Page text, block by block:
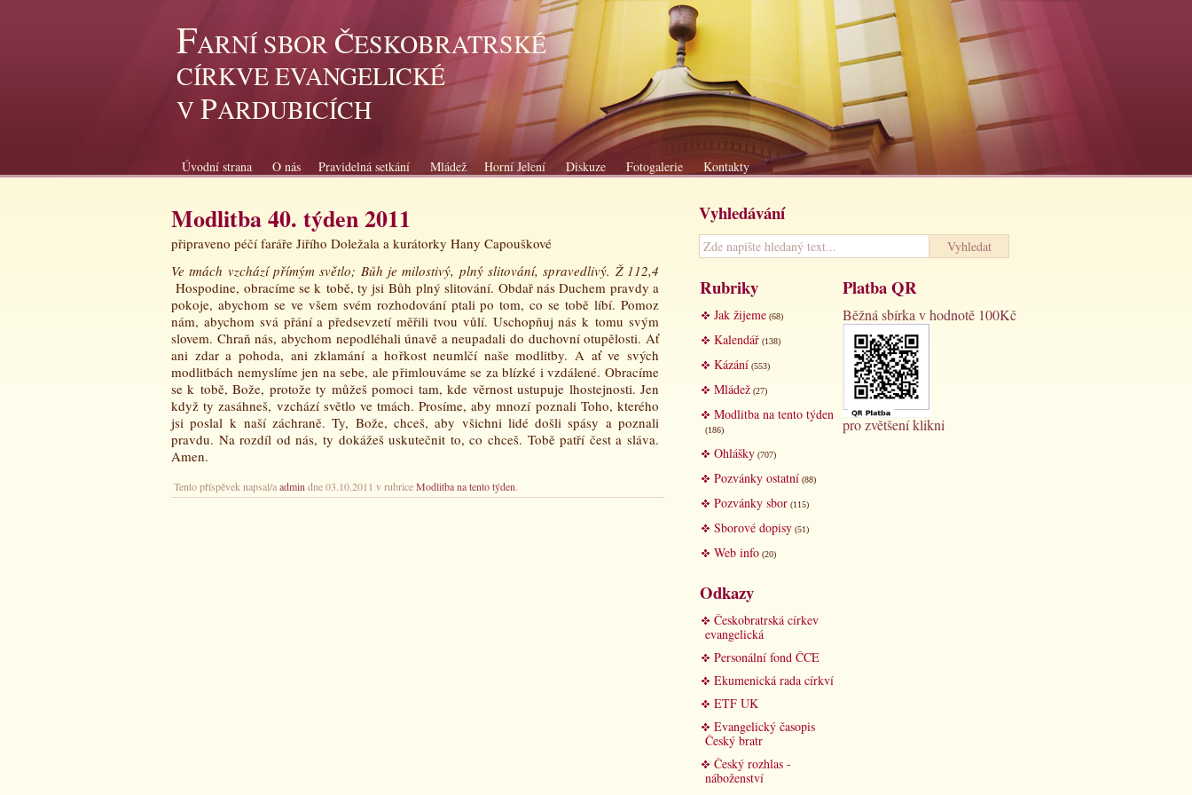
FARNÍ SBOR ČESKOBRATRSKÉ
CÍRKVE EVANGELICKÉ
VPARDUBICÍCH
Úvodní strana O nás Pravidelná setkání Mládež Horní Jelení Diskuze Fotogalerie Kontakty
Modlitba 40. týden 2011
připraveno péčí faráře Jiřího Doležala a kurátorky Hany Capouškové
Ve tmách vzchází přímým světlo; Bůh je milostivý, plný slitování, spravedlivý. Ž 112,4
Hospodine, obracíme se k tobě, ty jsi Bůh plný slitování. Obdař nás Duchem pravdy a
pokoje, abychom se ve všem svém rozhodování ptali po tom, co se tobě líbí. Pomoz
nám, abychom svá přání a předsevzetí měřili tvou vůlí. Uschopňuj nás k tomu svým
slovem. Chraň nás, abychom nepodléhali únavě a neupadali do duchovní otupělosti. Ať
ani zdar a pohoda, ani zklamání a hořkost neumlčí naše modlitby. A ať ve svých
modlitbách nemyslíme jen na sebe, ale přimlouváme se za blízké i vzdálené. Obracíme
se k tobě, Bože, protože ty můžeš pomoci tam, kde věrnost ustupuje lhostejnosti. Jen
když ty zasáhneš, vzchází světlo ve tmách. Prosíme, aby mnozí poznali Toho, kterého
jsi poslal k naší záchraně. Ty, Bože, chceš, aby všichni lidé došli spásy a poznali
pravdu. Na rozdíl od nás, ty dokážeš uskutečnit to, co chceš. Tobě patří čest a sláva.
Amen.
Tento příspěvek napsal/aadmin dne 03.10.2011 v rubriceModlitba na tento týden.
Vyhledávání
Rubriky
Jak žijeme (68)
Kalendář (138)
Kázání (553)
Mládež (27)
Modlitba na tento týden
(186)
Ohlášky (707)
Pozvánky ostatní (88)
Pozvánky sbor (115)
Sborové dopisy (51)
Web info (20)
Odkazy
Českobratrská církev
evangelická
Personální fond ČCE
Ekumenická rada církví
ETF UK
Evangelický časopis
Český bratr
Český rozhlas -
náboženství
Platba QR
Běžná sbírka v hodnotě 100Kč
pro zvětšení klikni